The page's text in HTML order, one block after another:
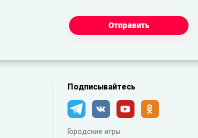
Отправить
Подписывайтесь
Городские игры